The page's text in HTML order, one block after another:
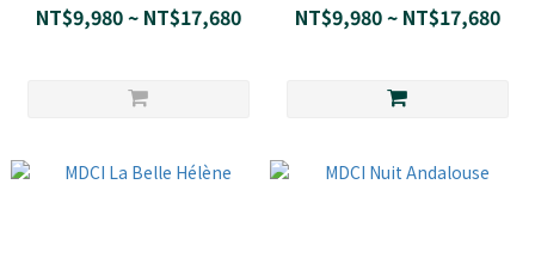
NT$9,980 ~ NT$17,680 NT$9,980 ~ NT$17,680